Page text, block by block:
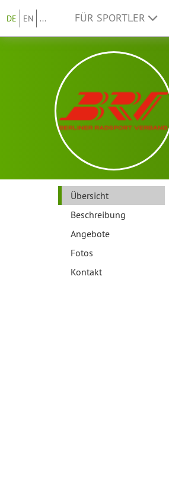
DE EN ... FÜR SPORTLER
Übersicht
Beschreibung
Angebote
Fotos
Kontakt